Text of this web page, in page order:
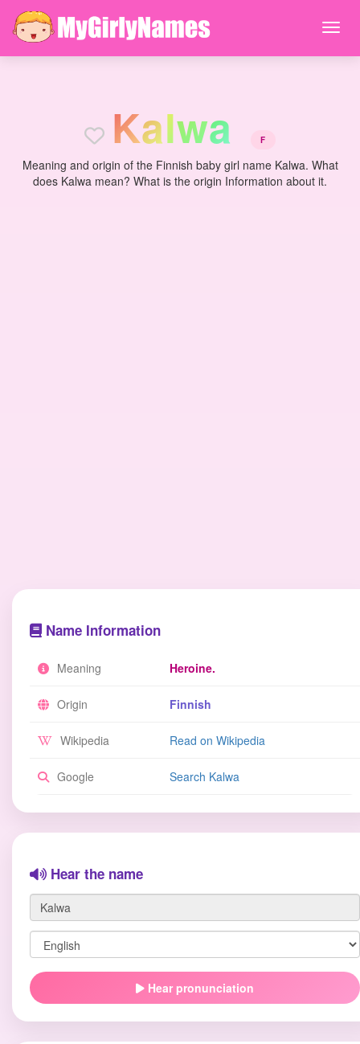
Kalwa F
Meaning and origin of the Finnish baby girl name Kalwa. What
does Kalwa mean? What is the origin Information about it.
Name Information
Meaning Heroine.
Origin Finnish
Wikipedia Read on Wikipedia
Google Search Kalwa
Hear the name
Hear pronunciation